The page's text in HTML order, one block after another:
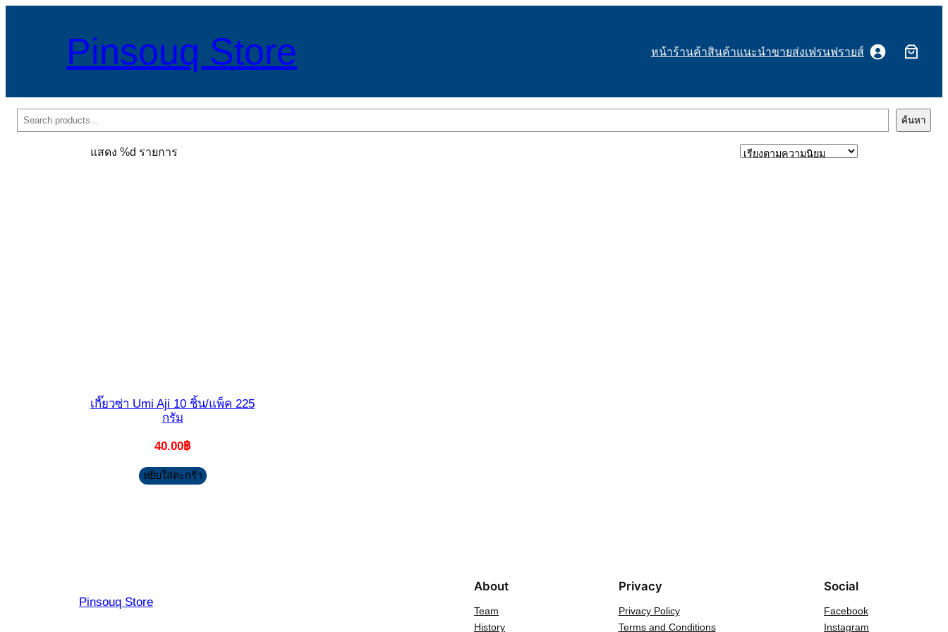
Pinsouq Store หน้าร้านค้าสินค้าแนะนำขายส่งเฟรนฟรายส์
ค้นหา ค้นหา
แสดง %d รายการ
เกี๊ยวซ่า Umi Aji 10 ชิ้น/แพ็ค 225
กรัม
40.00฿
หยิบใส่ตะกร้า
Pinsouq Store
About
Team
History
Privacy
Privacy Policy
Terms and Conditions
Social
Facebook
Instagram